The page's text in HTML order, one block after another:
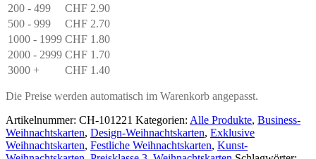
200 - 499
CHF 2.90
500 - 999
CHF 2.70
1000 - 1999 CHF 1.80
2000 - 2999 CHF 1.70
3000 +
CHF 1.40
Die Preise werden automatisch im Warenkorb angepasst.
Artikelnummer: CH-101221 Kategorien: Alle Produkte, Business-
Weihnachtskarten, Design-Weihnachtskarten, Exklusive
Weihnachtskarten, Festliche Weihnachtskarten, Kunst-